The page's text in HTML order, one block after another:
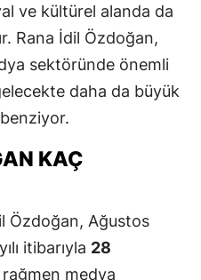
ve kültürel alanda da
Rana İdil Özdoğan,
sektöründe önemli
daha da büyük
KAÇ
Özdoğan, Ağustos
itibarıyla 28
rağmen medya